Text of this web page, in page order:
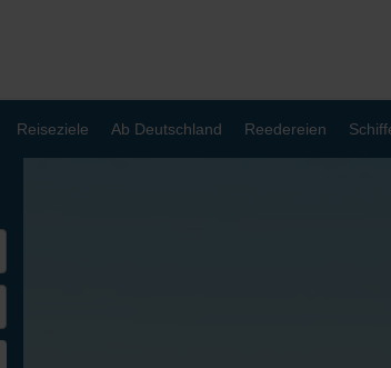
Reiseziele Ab Deutschland Reedereien